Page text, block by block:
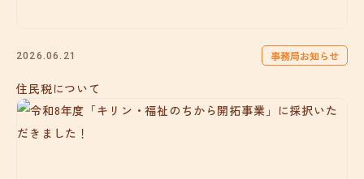
2026.06.21 事務局お知らせ
住民税について